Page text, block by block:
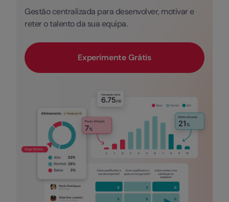
Gestão centralizada para desenvolver, motivar e
reter o talento da sua equipa.
Experimente Grátis